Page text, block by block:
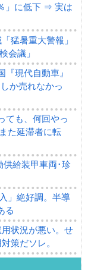
」に低下 ⇒ 実は
猛暑重大警報」
会議」
『現代自動車』
か売れなかっ
ても、何回やっ
た延滞者に転
供給装甲車両･珍
」絶好調。半導
る
状況が悪い。せ
策だソレ。